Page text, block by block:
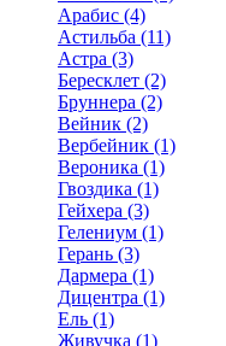
Арабис (4)
Астильба (11)
Астра (3)
Бересклет (2)
Бруннера (2)
Вейник (2)
Вербейник (1)
Вероника (1)
Гвоздика (1)
Гейхера (3)
Гелениум (1)
Герань (3)
Дармера (1)
Дицентра (1)
Ель (1)
Живучка (1)